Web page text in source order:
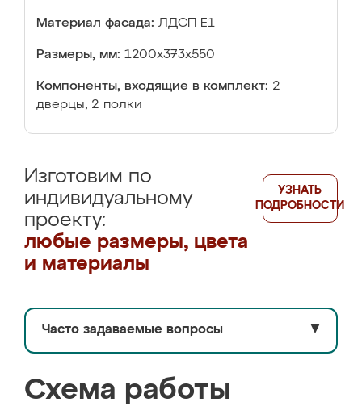
Материал фасада: ЛДСП Е1
Размеры, мм: 1200x373x550
Компоненты, входящие в комплект: 2
дверцы, 2 полки
Изготовим по
индивидуальному
проекту:
любые размеры, цвета
и материалы
УЗНАТЬ
ПОДРОБНОСТИ
Часто задаваемые вопросы ▼
Схема работы